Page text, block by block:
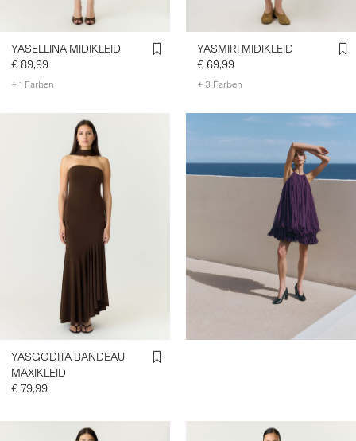
YASELLINA MIDIKLEID
€ 89,99
+ 1 Farben
YASMIRI MIDIKLEID
€ 69,99
+ 3 Farben
YASGODITA BANDEAU
MAXIKLEID
€ 79,99